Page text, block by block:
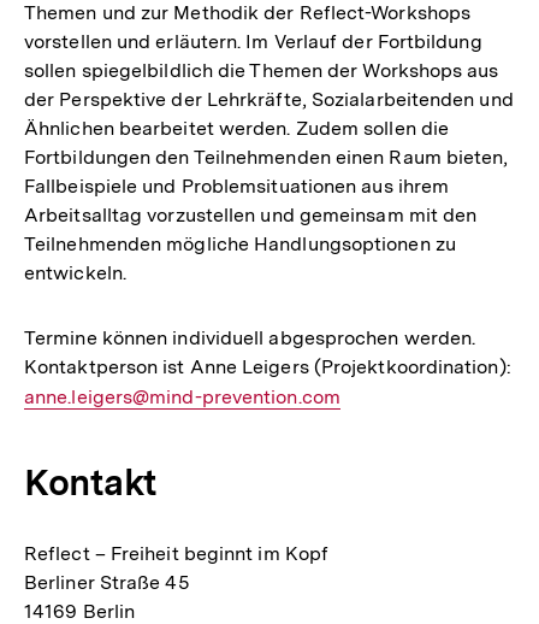
Themen und zur Methodik der Reflect-Workshops
vorstellen und erläutern. Im Verlauf der Fortbildung
sollen spiegelbildlich die Themen der Workshops aus
der Perspektive der Lehrkräfte, Sozialarbeitenden und
Ähnlichen bearbeitet werden. Zudem sollen die
Fortbildungen den Teilnehmenden einen Raum bieten,
Fallbeispiele und Problemsituationen aus ihrem
Arbeitsalltag vorzustellen und gemeinsam mit den
Teilnehmenden mögliche Handlungsoptionen zu
entwickeln.
Termine können individuell abgesprochen werden.
Kontaktperson ist Anne Leigers (Projektkoordination):
E-
anne.leigers@mind-prevention.com
Kontakt
Reflect – Freiheit beginnt im Kopf
Berliner Straße 45
14169 Berlin